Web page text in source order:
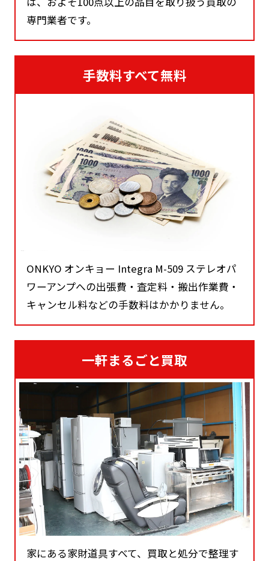
専門業者です。
手数料すべて無料
ONKYO オンキョー Integra M-509 ステレオパ
ワーアンプへの出張費・査定料・搬出作業費・
キャンセル料などの手数料はかかりません。
一軒まるごと買取
家にある家財道具すべて、買取と処分で整理す